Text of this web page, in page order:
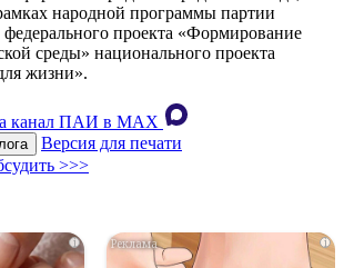
народной программы партии
проекта «Формирование
среды» национального проекта
жизни».
канал ПАИ в MAХ
Версия для печати
>>>
i i